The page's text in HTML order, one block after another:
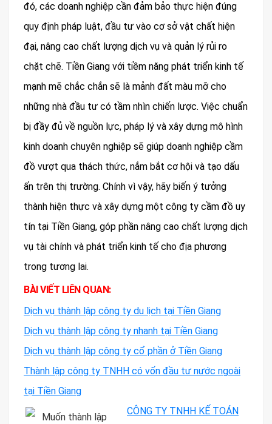
đó, các doanh nghiệp cần đảm bảo thực hiện đúng
quy định pháp luật, đầu tư vào cơ sở vật chất hiện
đại, nâng cao chất lượng dịch vụ và quản lý rủi ro
chặt chẽ. Tiền Giang với tiềm năng phát triển kinh tế
mạnh mẽ chắc chắn sẽ là mảnh đất màu mỡ cho
những nhà đầu tư có tầm nhìn chiến lược. Việc chuẩn
bị đầy đủ về nguồn lực, pháp lý và xây dựng mô hình
kinh doanh chuyên nghiệp sẽ giúp doanh nghiệp cầm
đồ vượt qua thách thức, nắm bắt cơ hội và tạo dấu
ấn trên thị trường. Chính vì vậy, hãy biến ý tưởng
thành hiện thực và xây dựng một công ty cầm đồ uy
tín tại Tiền Giang, góp phần nâng cao chất lượng dịch
vụ tài chính và phát triển kinh tế cho địa phương
trong tương lai.
BÀI VIẾT LIÊN QUAN:
Dịch vụ thành lập công ty du lịch tại Tiền Giang
Dịch vụ thành lập công ty nhanh tại Tiền Giang
Dịch vụ thành lập công ty cổ phần ở Tiền Giang
Thành lập công ty TNHH có vốn đầu tư nước ngoài
tại Tiền Giang
CÔNG TY TNHH KẾ TOÁN